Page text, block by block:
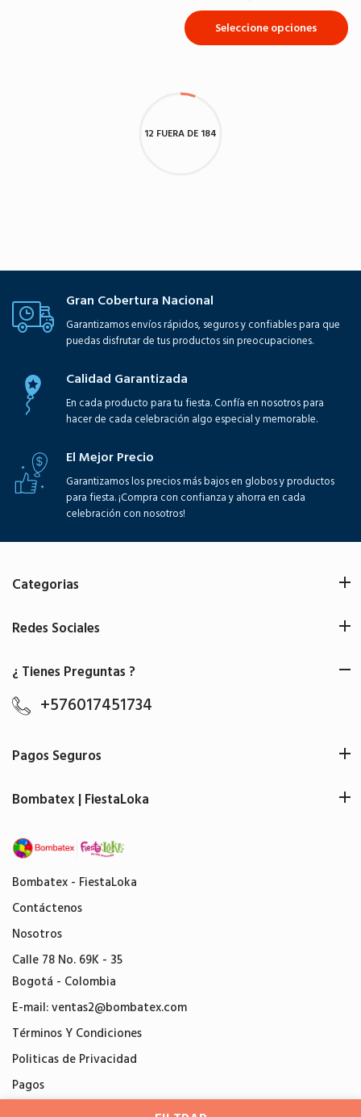
Seleccione opciones
12 FUERA DE 184
Gran Cobertura Nacional
Garantizamos envíos rápidos, seguros y confiables para que
puedas disfrutar de tus productos sin preocupaciones.
Calidad Garantizada
En cada producto para tu fiesta. Confía en nosotros para
hacer de cada celebración algo especial y memorable.
El Mejor Precio
Garantizamos los precios más bajos en globos y productos
para fiesta. ¡Compra con confianza y ahorra en cada
celebración con nosotros!
Bombatex - FiestaLoka
Contáctenos
Nosotros
Calle 78 No. 69K - 35
Bogotá - Colombia
E-mail:ventas2@bombatex.com
Términos Y Condiciones
Politicas de Privacidad
Pagos
Categorias
Redes Sociales
¿ Tienes Preguntas ?
+576017451734
Pagos Seguros
Bombatex | FiestaLoka